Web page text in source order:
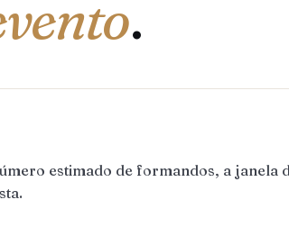
.
estimado de formandos, a janela